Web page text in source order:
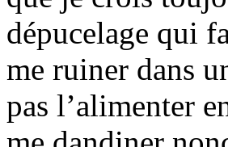
dépucelage qui
me ruiner dans
pas l’alimenter